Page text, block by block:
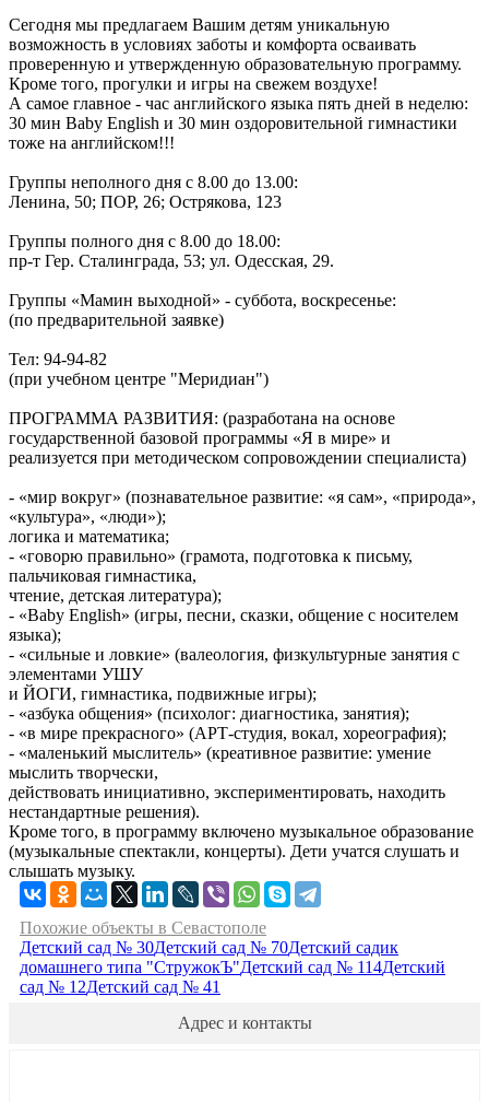
Сегодня мы предлагаем Вашим детям уникальную
возможность в условиях заботы и комфорта осваивать
проверенную и утвержденную образовательную программу.
Кроме того, прогулки и игры на свежем воздухе!
А самое главное - час английского языка пять дней в неделю:
30 мин Baby English и 30 мин оздоровительной гимнастики
тоже на английском!!!
Группы неполного дня с 8.00 до 13.00:
Ленина, 50; ПОР, 26; Острякова, 123
Группы полного дня с 8.00 до 18.00:
пр-т Гер. Сталинграда, 53; ул. Одесская, 29.
Группы «Мамин выходной» - суббота, воскресенье:
(по предварительной заявке)
Тел: 94-94-82
(при учебном центре "Меридиан")
ПРОГРАММА РАЗВИТИЯ: (разработана на основе
государственной базовой программы «Я в мире» и
реализуется при методическом сопровождении специалиста)
- «мир вокруг» (познавательное развитие: «я сам», «природа»,
«культура», «люди»);
логика и математика;
- «говорю правильно» (грамота, подготовка к письму,
пальчиковая гимнастика,
чтение, детская литература);
- «Baby English» (игры, песни, сказки, общение с носителем
языка);
- «сильные и ловкие» (валеология, физкультурные занятия с
элементами УШУ
и ЙОГИ, гимнастика, подвижные игры);
- «азбука общения» (психолог: диагностика, занятия);
- «в мире прекрасного» (АРТ-студия, вокал, хореография);
- «маленький мыслитель» (креативное развитие: умение
мыслить творчески,
действовать инициативно, экспериментировать, находить
нестандартные решения).
Кроме того, в программу включено музыкальное образование
(музыкальные спектакли, концерты). Дети учатся слушать и
слышать музыку.
Похожие объекты в Севастополе
Детский сад № 30Детский сад № 70Детский садик
домашнего типа "СтружокЪ"Детский сад № 114Детский
сад № 12Детский сад № 41
Адрес и контакты